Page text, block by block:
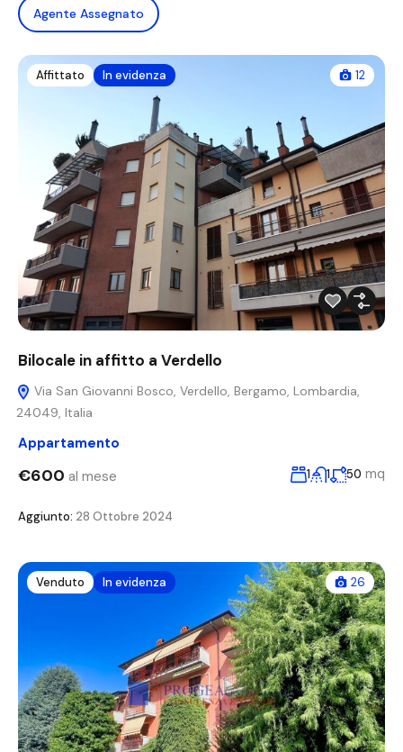
Agente Assegnato
Affittato In evidenza 12
Bilocale in affitto a Verdello
Via San Giovanni Bosco, Verdello, Bergamo, Lombardia,
24049, Italia
Appartamento
€600 al mese 1 1 50 mq
Aggiunto: 28 Ottobre 2024
Venduto In evidenza 26